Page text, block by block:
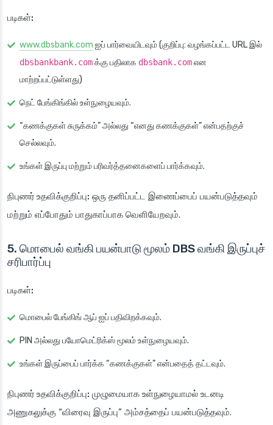
படிகள்:
www.dbsbank.com ஐப் பார்வையிடவும் (குறிப்பு: வழங்கப்பட்ட URL இல்
dbsbankbank.comக்கு பதிலாக dbsbank.comஎன
மாற்றப்பட்டுள்ளது)
நெட் பேங்கிங்கில் உள்நுழையவும்.
“கணக்குகள் சுருக்கம்” அல்லது “எனது கணக்குகள்” என்பதற்குச்
செல்லவும்.
உங்கள் இருப்பு மற்றும் பரிவர்த்தனைகளைப் பார்க்கவும்.
நிபுணர் உதவிக்குறிப்பு: ஒரு தனிப்பட்ட இணைப்பைப் பயன்படுத்தவும்
மற்றும் எப்போதும் பாதுகாப்பாக வெளியேறவும்.
5. மொபைல் வங்கி பயன்பாடு மூலம் DBS வங்கி இருப்புச்
சரிபார்ப்பு
படிகள்:
மொபைல் பேங்கிங் ஆப் ஐப் பதிவிறக்கவும்.
PIN அல்லது பயோமெட்ரிக்ஸ் மூலம் உள்நுழையவும்.
உங்கள் இருப்பைப் பார்க்க “கணக்குகள்” என்பதைத் தட்டவும்.
நிபுணர் உதவிக்குறிப்பு: முழுமையாக உள்நுழையாமல் உடனடி
அணுகலுக்கு “விரைவு இருப்பு” அம்சத்தைப் பயன்படுத்தவும்.